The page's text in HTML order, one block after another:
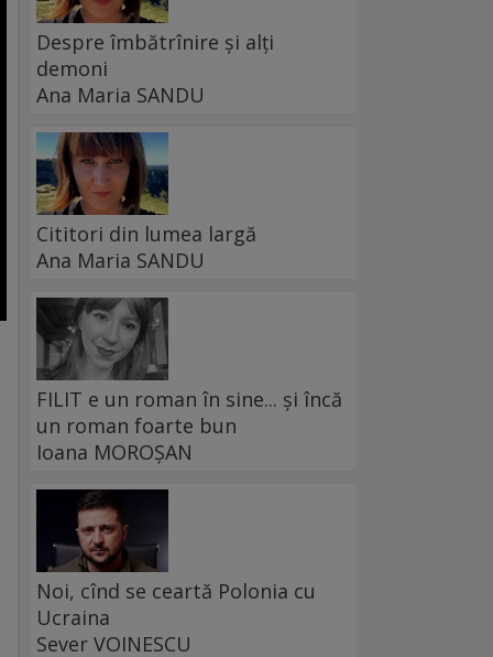
Despre îmbătrînire și alți
demoni
Ana Maria SANDU
Cititori din lumea largă
Ana Maria SANDU
FILIT e un roman în sine... și încă
un roman foarte bun
Ioana MOROȘAN
Noi, cînd se ceartă Polonia cu
Ucraina
Sever VOINESCU